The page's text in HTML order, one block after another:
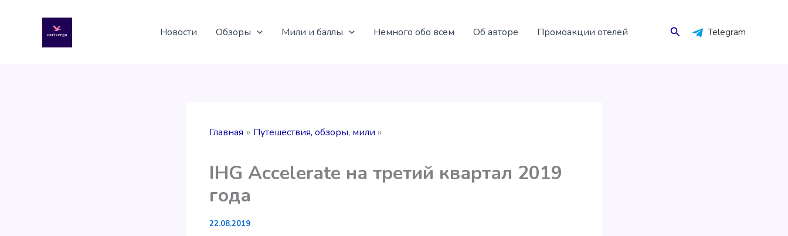
содержимому
Новости Обзоры Мили и баллы Немного обо всем Об авторе Промоакции отелей Поиск Telegram
Главная Путешествия, обзоры, мили
IHG Accelerate на третий квартал 2019
года
22.08.2019